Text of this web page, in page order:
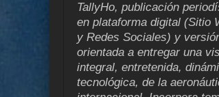
TallyHo, publicación
en plataforma digital (Sitio
y Redes Sociales) y
orientada a entregar una
integral, entretenida,
tecnológica, de la